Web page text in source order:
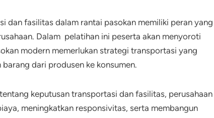
dan fasilitas dalam rantai pasokan memiliki peran yang
Dalam pelatihan ini peserta akan menyoroti
modern memerlukan strategi transportasi yang
dari produsen ke konsumen.
keputusan transportasi dan fasilitas, perusahaan
meningkatkan responsivitas, serta membangun